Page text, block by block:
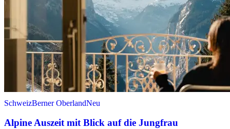
SchweizBerner OberlandNeu
Alpine Auszeit mit Blick auf die Jungfrau